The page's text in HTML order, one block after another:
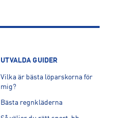
UTVALDA GUIDER
Vilka är bästa löparskorna för
mig?
Bästa regnkläderna